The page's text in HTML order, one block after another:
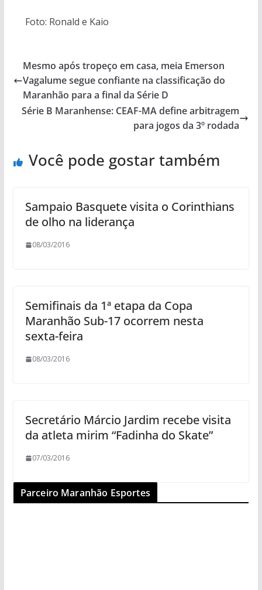
Foto: Ronald e Kaio
Mesmo após tropeço em casa, meia Emerson
Vagalume segue confiante na classificação do
Maranhão para a final da Série D
Série B Maranhense: CEAF-MA define arbitragem
para jogos da 3º rodada
Você pode gostar também
Sampaio Basquete visita o Corinthians
de olho na liderança
08/03/2016
Semifinais da 1ª etapa da Copa
Maranhão Sub-17 ocorrem nesta
sexta-feira
08/03/2016
Secretário Márcio Jardim recebe visita
da atleta mirim “Fadinha do Skate”
07/03/2016
Parceiro Maranhão Esportes